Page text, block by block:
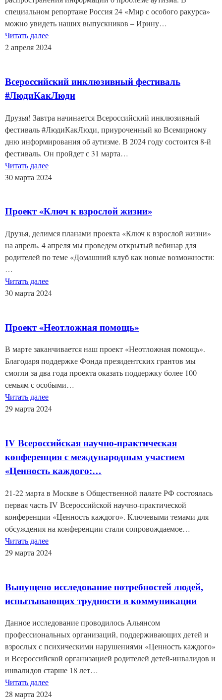
специальном репортаже Россия 24 «Мир с особого ракурса»
можно увидеть наших выпускников – Ирину…
Читать далее
2 апреля 2024
Всероссийский инклюзивный фестиваль
#ЛюдиКакЛюди
Друзья! Завтра начинается Всероссийский инклюзивный
фестиваль #ЛюдиКакЛюди, приуроченный ко Всемирному
дню информирования об аутизме. В 2024 году состоится 8-й
фестиваль. Он пройдет с 31 марта…
Читать далее
30 марта 2024
Проект «Ключ к взрослой жизни»
Друзья, делимся планами проекта «Ключ к взрослой жизни»
на апрель. 4 апреля мы проведем открытый вебинар для
родителей по теме «Домашний клуб как новые возможности:
…
Читать далее
30 марта 2024
Проект «Неотложная помощь»
В марте заканчивается наш проект «Неотложная помощь».
Благодаря поддержке Фонда президентских грантов мы
смогли за два года проекта оказать поддержку более 100
семьям с особыми…
Читать далее
29 марта 2024
IV Всероссийская научно-практическая
конференция с международным участием
«Ценность каждого:…
21-22 марта в Москве в Общественной палате РФ состоялась
первая часть IV Всероссийской научно-практической
конференции «Ценность каждого». Ключевыми темами для
обсуждения на конференции стали сопровождаемое…
Читать далее
29 марта 2024
Выпущено исследование потребностей людей,
испытывающих трудности в коммуникации
Данное исследование проводилось Альянсом
профессиональных организаций, поддерживающих детей и
взрослых с психическими нарушениями «Ценность каждого»
и Всероссийской организацией родителей детей-инвалидов и
инвалидов старше 18 лет…
Читать далее
28 марта 2024